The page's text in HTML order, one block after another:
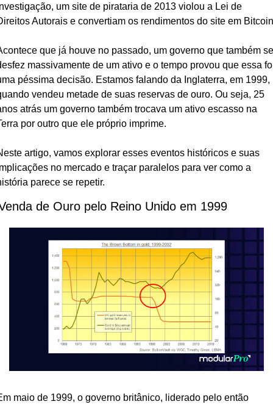
um site de pirataria de 2013 violou a Lei de
Autorais e convertiam os rendimentos do site em
que já houve no passado, um governo que também se
massivamente de um ativo e o tempo provou que essa
péssima decisão. Estamos falando da Inglaterra, em 1999,
vendeu metade de suas reservas de ouro. Ou seja, 25
atrás um governo também trocava um ativo escasso na
por outro que ele próprio imprime.
artigo, vamos explorar esses eventos históricos e suas
no mercado e traçar paralelos para ver como a
parece se repetir.
de Ouro pelo Reino Unido em 1999
maio de 1999, o governo britânico, liderado pelo então